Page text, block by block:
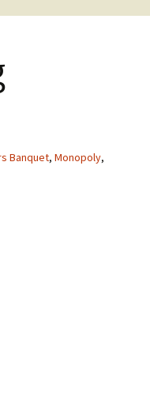
Banquet, Monopoly,